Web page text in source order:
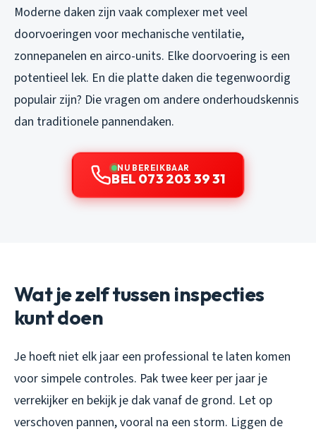
Moderne daken zijn vaak complexer met veel
doorvoeringen voor mechanische ventilatie,
zonnepanelen en airco-units. Elke doorvoering is een
potentieel lek. En die platte daken die tegenwoordig
populair zijn? Die vragen om andere onderhoudskennis
dan traditionele pannendaken.
NU BEREIKBAAR
BEL 073 203 39 31
Wat je zelf tussen inspecties
kunt doen
Je hoeft niet elk jaar een professional te laten komen
voor simpele controles. Pak twee keer per jaar je
verrekijker en bekijk je dak vanaf de grond. Let op
verschoven pannen, vooral na een storm. Liggen de